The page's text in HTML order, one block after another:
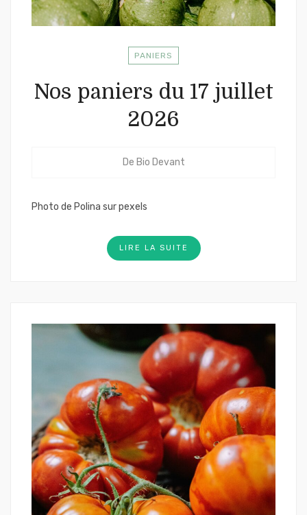
PANIERS
Nos paniers du 17 juillet
2026
De Bio Devant
Photo de Polina sur pexels
LIRE LA SUITE